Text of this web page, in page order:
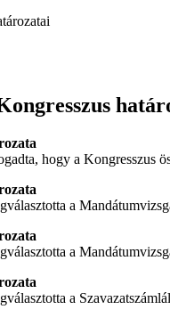
hogy a Kongresszus
a
a
a